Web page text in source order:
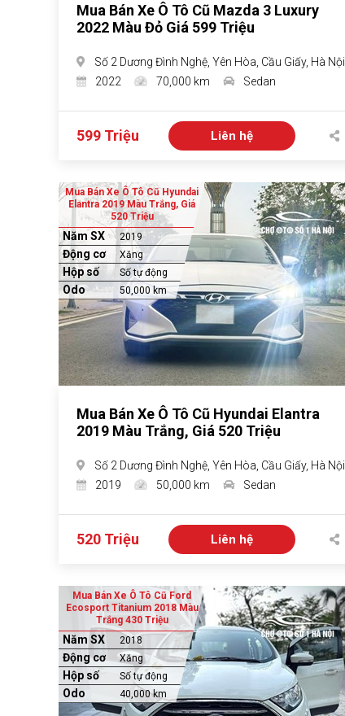
Mua Bán Xe Ô Tô Cũ Mazda 3 Luxury
2022 Màu Đỏ Giá 599 Triệu
Số 2 Dương Đình Nghệ, Yên Hòa, Cầu Giấy, Hà Nội
2022
70,000 km Sedan
599 Triệu Liên hệ
Mua Bán Xe Ô Tô Cũ Hyundai
Elantra 2019 Màu Trắng, Giá
520 Triệu
Năm SX 2019
Động cơ Xăng
Hộp số Số tự động
Odo 50,000 km
Mua Bán Xe Ô Tô Cũ Hyundai Elantra
2019 Màu Trắng, Giá 520 Triệu
Số 2 Dương Đình Nghệ, Yên Hòa, Cầu Giấy, Hà Nội
2019
50,000 km Sedan
520 Triệu Liên hệ
Mua Bán Xe Ô Tô Cũ Ford
Ecosport Titanium 2018 Màu
Trắng 430 Triệu
Năm SX 2018
Động cơ Xăng
Hộp số Số tự động
Odo 40,000 km